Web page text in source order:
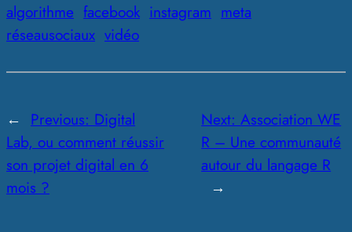
algorithme facebook instagram meta
réseausociaux vidéo
← Previous: Digital
Lab, ou comment réussir
son projet digital en 6
mois ?
Next:Association WE
R – Une communauté
autour du langage R
→